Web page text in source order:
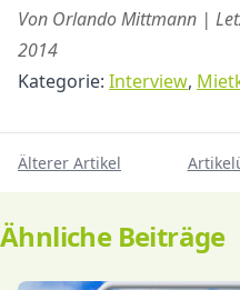
Von Orlando Mittmann |
2014
Kategorie: Interview,
Älterer Artikel
Ähnliche Beiträge